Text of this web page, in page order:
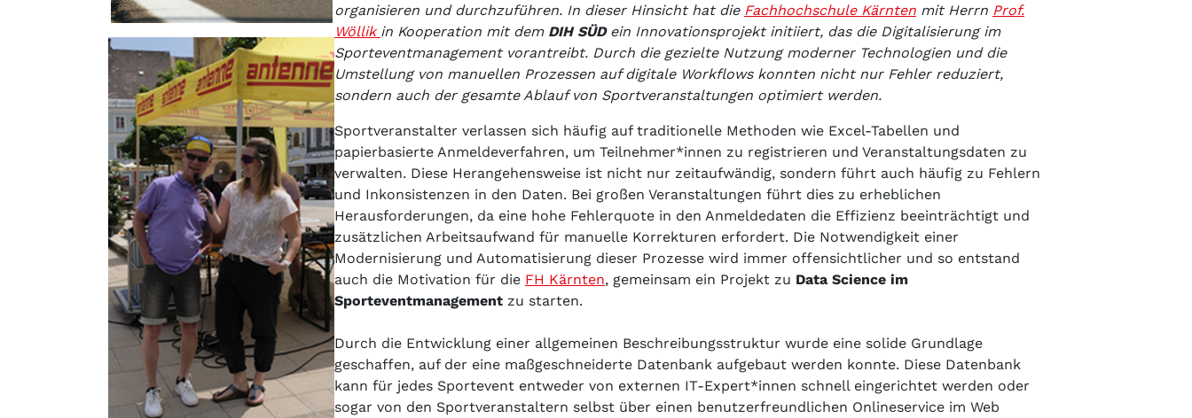
organisieren und durchzuführen. In dieser Hinsicht hat die Fachhochschule Kärnten mit Herrn Prof.
Wöllik in Kooperation mit dem DIH SÜDein Innovationsprojekt initiiert, das die Digitalisierung im
Sporteventmanagement vorantreibt. Durch die gezielte Nutzung moderner Technologien und die
Umstellung von manuellen Prozessen auf digitale Workflows konnten nicht nur Fehler reduziert,
sondern auch der gesamte Ablauf von Sportveranstaltungen optimiert werden.
Sportveranstalter verlassen sich häufig auf traditionelle Methoden wie Excel-Tabellen und
papierbasierte Anmeldeverfahren, um Teilnehmer*innen zu registrieren und Veranstaltungsdaten zu
verwalten. Diese Herangehensweise ist nicht nur zeitaufwändig, sondern führt auch häufig zu Fehlern
und Inkonsistenzen in den Daten. Bei großen Veranstaltungen führt dies zu erheblichen
Herausforderungen, da eine hohe Fehlerquote in den Anmeldedaten die Effizienz beeinträchtigt und
zusätzlichen Arbeitsaufwand für manuelle Korrekturen erfordert. Die Notwendigkeit einer
Modernisierung und Automatisierung dieser Prozesse wird immer offensichtlicher und so entstand
auch die Motivation für die FH Kärnten, gemeinsam ein Projekt zu Data Science im
Sporteventmanagement zu starten.
Durch die Entwicklung einer allgemeinen Beschreibungsstruktur wurde eine solide Grundlage
geschaffen, auf der eine maßgeschneiderte Datenbank aufgebaut werden konnte. Diese Datenbank
kann für jedes Sportevent entweder von externen IT-Expert*innen schnell eingerichtet werden oder
sogar von den Sportveranstaltern selbst über einen benutzerfreundlichen Onlineservice im Web